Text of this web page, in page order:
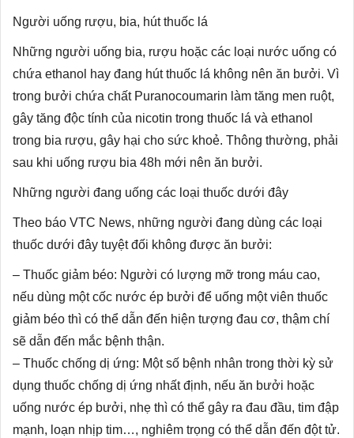
Người uống rượu, bia, hút thuốc lá
Những người uống bia, rượu hoặc các loại nước uống có
chứa ethanol hay đang hút thuốc lá không nên ăn bưởi. Vì
trong bưởi chứa chất Puranocoumarin làm tăng men ruột,
gây tăng độc tính của nicotin trong thuốc lá và ethanol
trong bia rượu, gây hại cho sức khoẻ. Thông thường, phải
sau khi uống rượu bia 48h mới nên ăn bưởi.
Những người đang uống các loại thuốc dưới đây
Theo báo VTC News, những người đang dùng các loại
thuốc dưới đây tuyệt đối không được ăn bưởi:
– Thuốc giảm béo: Người có lượng mỡ trong máu cao,
nếu dùng một cốc nước ép bưởi để uống một viên thuốc
giảm béo thì có thể dẫn đến hiện tượng đau cơ, thậm chí
sẽ dẫn đến mắc bệnh thận.
– Thuốc chống dị ứng: Một số bệnh nhân trong thời kỳ sử
dụng thuốc chống dị ứng nhất định, nếu ăn bưởi hoặc
uống nước ép bưởi, nhẹ thì có thể gây ra đau đầu, tim đập
mạnh, loạn nhịp tim…, nghiêm trọng có thể dẫn đến đột tử.